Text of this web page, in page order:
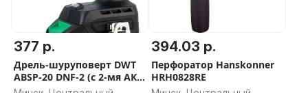
377 р.
Дрель-шуруповерт DWT
ABSP-20 DNF-2 (с 2-мя АКБ,
кейс)
394.03 р.
Перфоратор Hanskonner
HRH0828RE